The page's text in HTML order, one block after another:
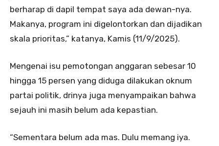
berharap di dapil tempat saya ada dewan-nya.
Makanya, program ini digelontorkan dan dijadikan
skala prioritas,” katanya, Kamis (11/9/2025).
Mengenai isu pemotongan anggaran sebesar 10
hingga 15 persen yang diduga dilakukan oknum
partai politik, drinya juga menyampaikan bahwa
sejauh ini masih belum ada kepastian.
“Sementara belum ada mas. Dulu memang iya.